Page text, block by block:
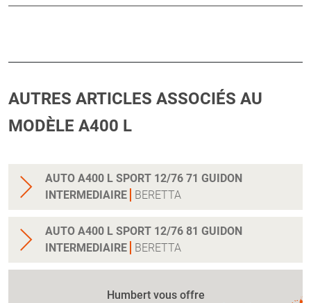
AUTRES ARTICLES ASSOCIÉS AU
MODÈLE A400 L
AUTO A400 L SPORT 12/76 71 GUIDON
INTERMEDIAIRE
BERETTA
AUTO A400 L SPORT 12/76 81 GUIDON
INTERMEDIAIRE
BERETTA
Humbert vous offre